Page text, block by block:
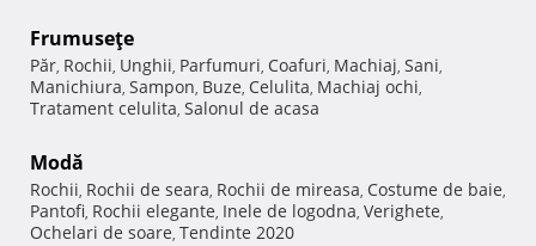
Frumuseţe
Păr, Rochii, Unghii, Parfumuri, Coafuri, Machiaj, Sani,
Manichiura, Sampon, Buze, Celulita, Machiaj ochi,
Tratament celulita, Salonul de acasa
Modă
Rochii, Rochii de seara, Rochii de mireasa, Costume de baie,
Pantofi, Rochii elegante, Inele de logodna, Verighete,
Ochelari de soare, Tendinte 2020